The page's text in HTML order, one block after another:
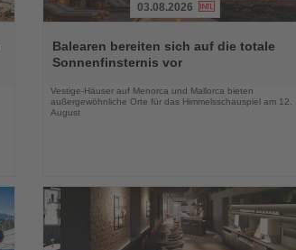
Sie
die
03.08.2026
Balearen bereiten sich auf die totale
Sonnenfinsternis vor
Vestige-Häuser auf Menorca und Mallorca bieten
außergewöhnliche Orte für das Himmelsschauspiel am 12.
August